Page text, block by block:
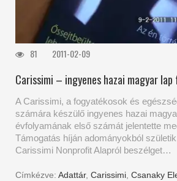
81 2011-02-09
Carissimi – ingyenes hazai magyar
A Carissimi, a fogyatékosok és
számára készülő ingyenes hazai
évfolyamának első számát jelentette
Támogatás híján adományokból
Carissimi Nonprofit Alapról beszélget…
Címkézve: Adattár, Carissimi, Csanaky